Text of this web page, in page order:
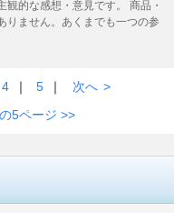
的な感想・意見です。 商品・
りません。あくまでも一つの参
4 ｜ 5 ｜ 次へ >
5ページ >>